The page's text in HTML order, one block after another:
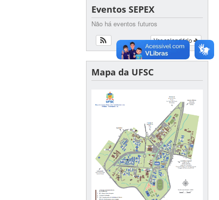
Eventos SEPEX
Não há eventos futuros
Ver calendário
Mapa da UFSC